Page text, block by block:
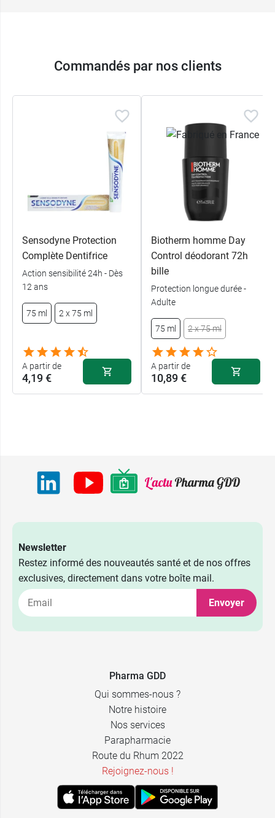
Commandés par nos clients
Sensodyne Protection
Complète Dentifrice
Action sensibilité 24h - Dès
12 ans
75 ml 2 x 75 ml
A partir de
4,19 €
75 ml 4,19 €
Biotherm homme Day
Control déodorant 72h
bille
Protection longue durée -
Adulte
75 ml 2 x 75 ml
A partir de
10,89 €
10,89 €
Newsletter
Restez informé des nouveautés santé et de nos offres
exclusives, directement dans votre boîte mail.
Envoyer
Pharma GDD
Qui sommes-nous ?
Notre histoire
Nos services
Parapharmacie
Route du Rhum 2022
Rejoignez-nous !